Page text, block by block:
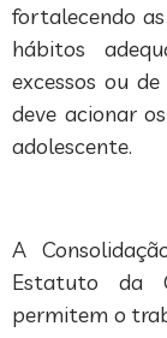
fortalecendo
hábitos
excessos ou
deve acionar
adolescente.
A
Estatuto da
permitem o